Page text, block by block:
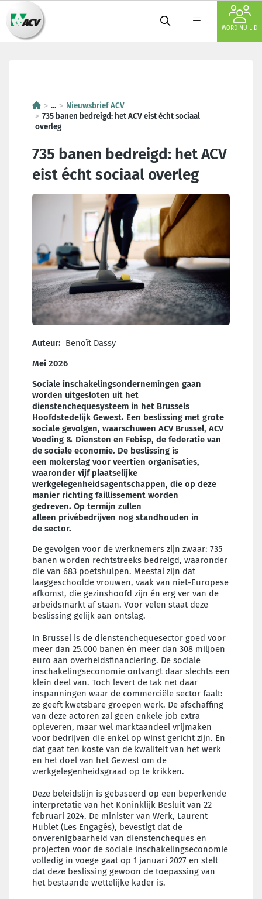
WORD NU LID
...
Nieuwsbrief ACV
735 banen bedreigd: het ACV eist écht sociaal
overleg
735 banen bedreigd: het ACV
eist écht sociaal overleg
Auteur: Benoît Dassy
Mei 2026
Sociale inschakelingsondernemingen gaan
worden uitgesloten uit het
dienstenchequesysteem in het Brussels
Hoofdstedelijk Gewest. Een beslissing met grote
sociale gevolgen, waarschuwen ACV Brussel, ACV
Voeding & Diensten en Febisp, de federatie van
de sociale economie. De beslissing is
een mokerslag voor veertien organisaties,
waaronder vijf plaatselijke
werkgelegenheidsagentschappen, die op deze
manier richting faillissement worden
gedreven. Op termijn zullen
alleen privébedrijven nog standhouden in
de sector.
De gevolgen voor de werknemers zijn zwaar: 735
banen worden rechtstreeks bedreigd, waaronder
die van 683 poetshulpen. Meestal zijn dat
laaggeschoolde vrouwen, vaak van niet-Europese
afkomst, die gezinshoofd zijn én erg ver van de
arbeidsmarkt af staan. Voor velen staat deze
beslissing gelijk aan ontslag.
In Brussel is de dienstenchequesector goed voor
meer dan 25.000 banen én meer dan 308 miljoen
euro aan overheidsfinanciering. De sociale
inschakelingseconomie ontvangt daar slechts een
klein deel van. Toch levert de tak net daar
inspanningen waar de commerciële sector faalt:
ze geeft kwetsbare groepen werk. De afschaffing
van deze actoren zal geen enkele job extra
opleveren, maar wel marktaandeel vrijmaken
voor bedrijven die enkel op winst gericht zijn. En
dat gaat ten koste van de kwaliteit van het werk
en het doel van het Gewest om de
werkgelegenheidsgraad op te krikken.
Deze beleidslijn is gebaseerd op een beperkende
interpretatie van het Koninklijk Besluit van 22
februari 2024. De minister van Werk, Laurent
Hublet (Les Engagés), bevestigt dat de
onverenigbaarheid van dienstencheques en
projecten voor de sociale inschakelingseconomie
volledig in voege gaat op 1 januari 2027 en stelt
dat deze beslissing gewoon de toepassing van
het bestaande wettelijke kader is.